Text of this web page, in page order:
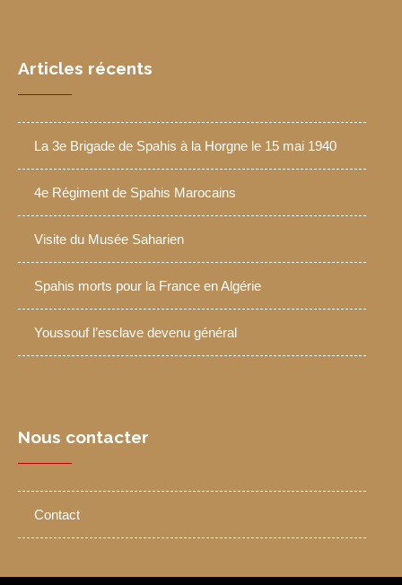
Articles récents
La 3e Brigade de Spahis à la Horgne le 15 mai 1940
4e Régiment de Spahis Marocains
Visite du Musée Saharien
Spahis morts pour la France en Algérie
Youssouf l’esclave devenu général
Nous contacter
Contact